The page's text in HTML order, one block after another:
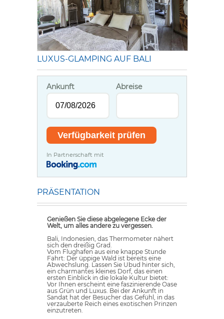
LUXUS-GLAMPING AUF BALI
Ankunft Abreise
In Partnerschaft mit
PRÄSENTATION
Genießen Sie diese abgelegene Ecke der
Welt, um alles andere zu vergessen.
Bali, Indonesien, das Thermometer nähert
sich den dreißig Grad.
Vom Flughafen aus eine knappe Stunde
Fahrt: Der üppige Wald ist bereits eine
Abwechslung. Lassen Sie Ubud hinter sich,
ein charmantes kleines Dorf, das einen
ersten Einblick in die lokale Kultur bietet:
Vor Ihnen erscheint eine faszinierende Oase
aus Grün und Luxus. Bei der Ankunft in
Sandat hat der Besucher das Gefühl, in das
verzauberte Reich eines exotischen Prinzen
einzutreten.